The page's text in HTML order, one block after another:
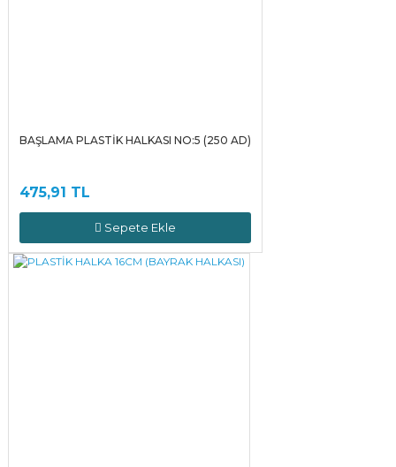
BAŞLAMA PLASTİK HALKASI NO:5 (250 AD)
475,91 TL
Sepete Ekle